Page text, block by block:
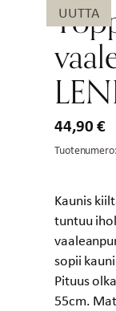
UUTTA
44,90€
Tuotenumero:
Kaunis
tuntuu
sopii
Pituus
55cm.